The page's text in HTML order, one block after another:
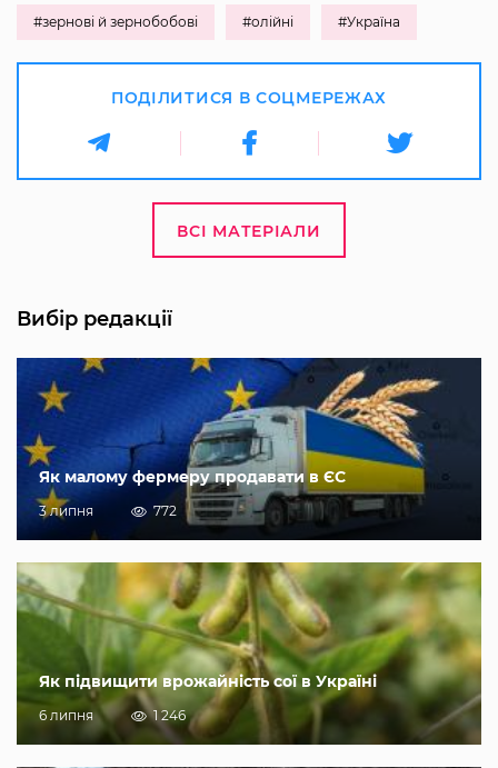
#зернові й зернобобові #олійні #Україна
ПОДІЛИТИСЯ В СОЦМЕРЕЖАХ
ВСІ МАТЕРІАЛИ
Вибір редакції
Як малому фермеру продавати в ЄС
3 липня 772
Як підвищити врожайність сої в Україні
6 липня 1 246